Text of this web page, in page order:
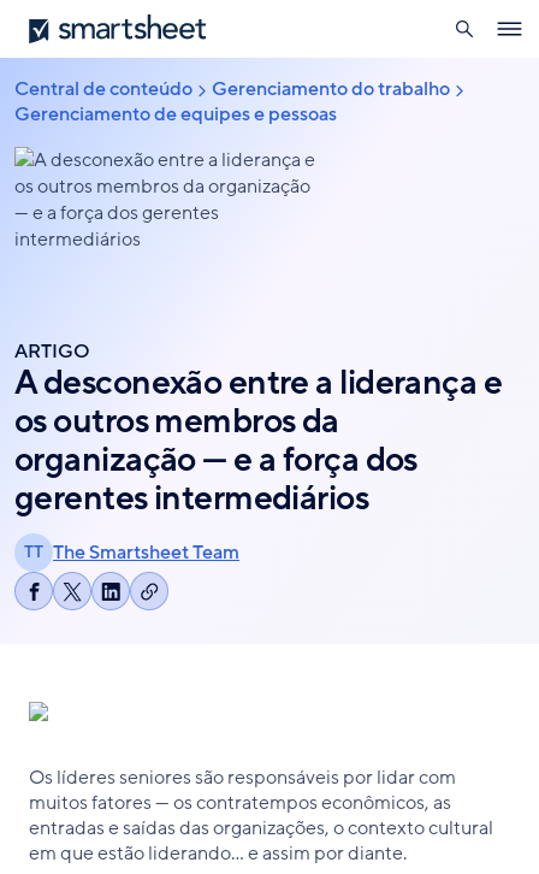
Skip
to
content
Smartsheet
pesquisa
Breadcrumb
Central de conteúdo
Gerenciamento do trabalho
Gerenciamento de equipes e pessoas
ARTIGO
A desconexão entre a liderança e
os outros membros da
organização — e a força dos
gerentes intermediários
TT The Smartsheet Team
Compartilhar
ShareCompartilhar
Copiar
Os líderes seniores são responsáveis por lidar com
muitos fatores — os contratempos econômicos, as
entradas e saídas das organizações, o contexto cultural
em que estão liderando… e assim por diante.